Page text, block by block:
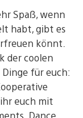
Spaß, wenn
habt, gibt es
könnt.
der coolen
für euch:
euch mit
Dance